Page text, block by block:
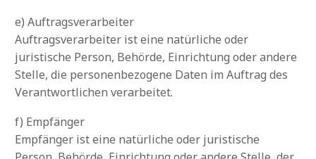
e) Auftragsverarbeiter
Auftragsverarbeiter ist eine natürliche oder
juristische Person, Behörde, Einrichtung oder andere
Stelle, die personenbezogene Daten im Auftrag des
Verantwortlichen verarbeitet.
f) Empfänger
Empfänger ist eine natürliche oder juristische